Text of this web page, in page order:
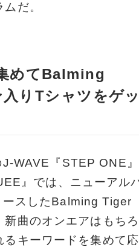
だ。
めてBalming
りTシャツをゲ
WAVE『STEP ONE』
』では、ニューアル
スしたBalming Tiger
曲のオンエアはもちろ
るキーワードを集めて応